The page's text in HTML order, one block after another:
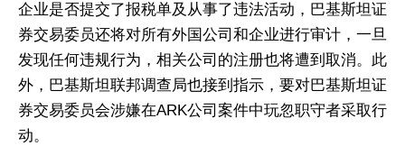
企业是否提交了报税单及从事了违法活动，巴基斯坦证
券交易委员还将对所有外国公司和企业进行审计，一旦
发现任何违规行为，相关公司的注册也将遭到取消。此
外，巴基斯坦联邦调查局也接到指示，要对巴基斯坦证
券交易委员会涉嫌在ARK公司案件中玩忽职守者采取行
动。